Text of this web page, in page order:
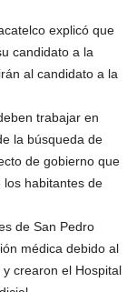
explicó que
candidato a la
al candidato a la
trabajar en
la búsqueda de
de gobierno que
los habitantes de
de San Pedro
médica debido al
crearon el Hospital